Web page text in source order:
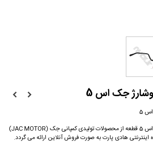
جک اس 5
5
لوله ورودی توربوشارژ جک اس 5 قطعه از محصولات تولیدی کمپانی جک (JAC MOTOR)
هادی پارت به صورت فروش آنلاین ارائه می گردد.